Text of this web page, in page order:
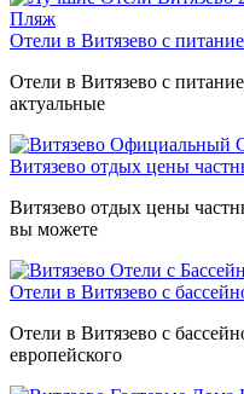
Отели в Витязево с
Отели в Витязево с
актуальные
Витязево отдых цены
Витязево отдых цены
вы можете
Отели в Витязево с
Отели в Витязево с
европейского